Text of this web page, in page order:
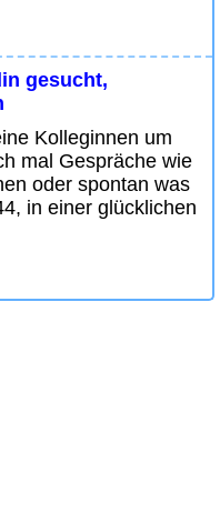
gesucht,
Kolleginnen um
mal Gespräche wie
oder spontan was
in einer glücklichen